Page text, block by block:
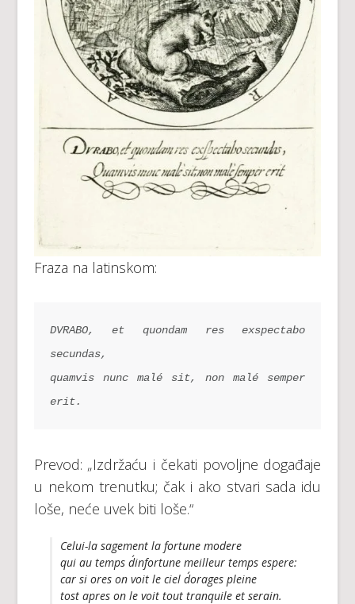
Fraza na latinskom:
DVRABO, et quondam res exspectabo
secundas,
quamvis nunc malé sit, non malé semper
erit.
Prevod: „Izdržaću i čekati povoljne događaje
u nekom trenutku; čak i ako stvari sada idu
loše, neće uvek biti loše.“
Celui-la sagement la fortune modere
qui au temps d´infortune meilleur temps espere:
car si ores on voit le ciel d´orages pleine
tost apres on le voit tout tranquile et serain.